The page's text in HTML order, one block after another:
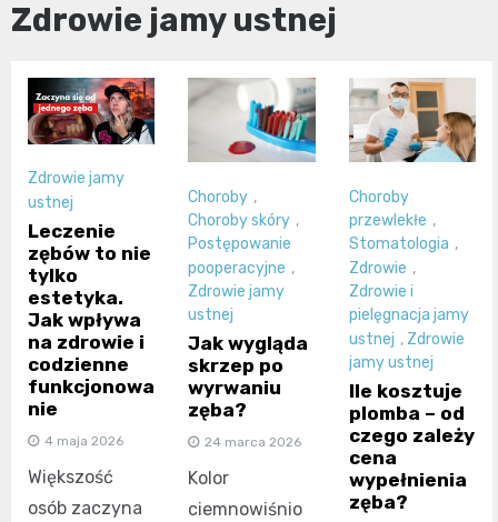
Zdrowie jamy ustnej
Zdrowie jamy
ustnej
Leczenie
zębów to nie
tylko
estetyka.
Jak wpływa
na zdrowie i
codzienne
funkcjonowa
nie
4 maja 2026
Większość
osób zaczyna
Choroby ,
Choroby skóry ,
Postępowanie
pooperacyjne ,
Zdrowie jamy
ustnej
Jak wygląda
skrzep po
wyrwaniu
zęba?
24 marca 2026
Kolor
ciemnowiśnio
Choroby
przewlekłe ,
Stomatologia ,
Zdrowie ,
Zdrowie i
pielęgnacja jamy
ustnej , Zdrowie
jamy ustnej
Ile kosztuje
plomba – od
czego zależy
cena
wypełnienia
zęba?